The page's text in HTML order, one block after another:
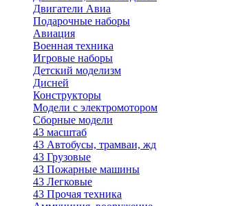
Двигатели Авиа
Подарочные наборы
Авиация
Военная техника
Игровые наборы
Детский моделизм
Дисней
Конструкторы
Модели с электромотором
Сборные модели
43 масштаб
43 Автобусы, трамваи, жд
43 Грузовые
43 Пожарные машины
43 Легковые
43 Прочая техника